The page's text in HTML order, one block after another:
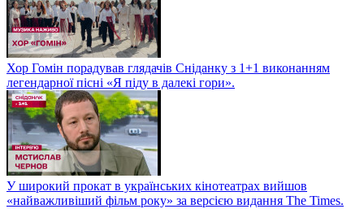
Хор Гомін порадував глядачів Сніданку з 1+1 виконанням
легендарної пісні «Я піду в далекі гори».
У широкий прокат в українських кінотеатрах вийшов
«найважливіший фільм року» за версією видання The Times.